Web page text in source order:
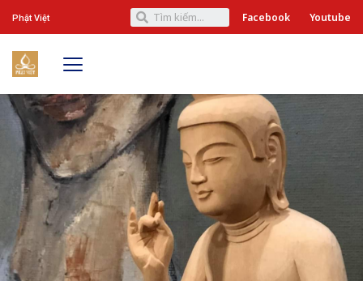
Phật Việt Facebook Youtube